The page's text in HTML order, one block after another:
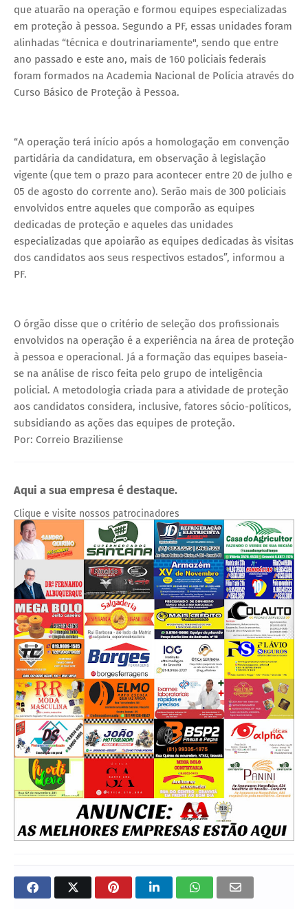
que atuarão na operação e formou equipes especializadas
em proteção à pessoa. Segundo a PF, essas unidades foram
alinhadas “técnica e doutrinariamente", sendo que entre
ano passado e este ano, mais de 160 policiais federais
foram formados na Academia Nacional de Polícia através do
Curso Básico de Proteção à Pessoa.
“A operação terá início após a homologação em convenção
partidária da candidatura, em observação à legislação
vigente (que tem o prazo para acontecer entre 20 de julho e
05 de agosto do corrente ano). Serão mais de 300 policiais
envolvidos entre aqueles que comporão as equipes
dedicadas de proteção e aqueles das unidades
especializadas que apoiarão as equipes dedicadas às visitas
dos candidatos aos seus respectivos estados”, informou a
PF.
O órgão disse que o critério de seleção dos profissionais
envolvidos na operação é a experiência na área de proteção
à pessoa e operacional. Já a formação das equipes baseia-
se na análise de risco feita pelo grupo de inteligência
policial. A metodologia criada para a atividade de proteção
aos candidatos considera, inclusive, fatores sócio-políticos,
subsidiando as ações das equipes de proteção.
Por: Correio Braziliense
Aqui a sua empresa é destaque.
Clique e visite nossos patrocinadores